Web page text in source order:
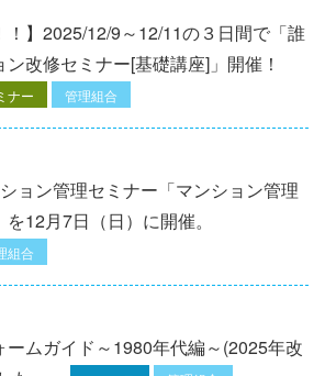
！】2025/12/9～12/11の３日間で「誰
改修セミナー[基礎講座]」開催！
ナー 管理組合
ョン管理セミナー「マンション管理
12⽉7⽇（⽇）に開催。
組合
ームガイド～1980年代編～(2025年改